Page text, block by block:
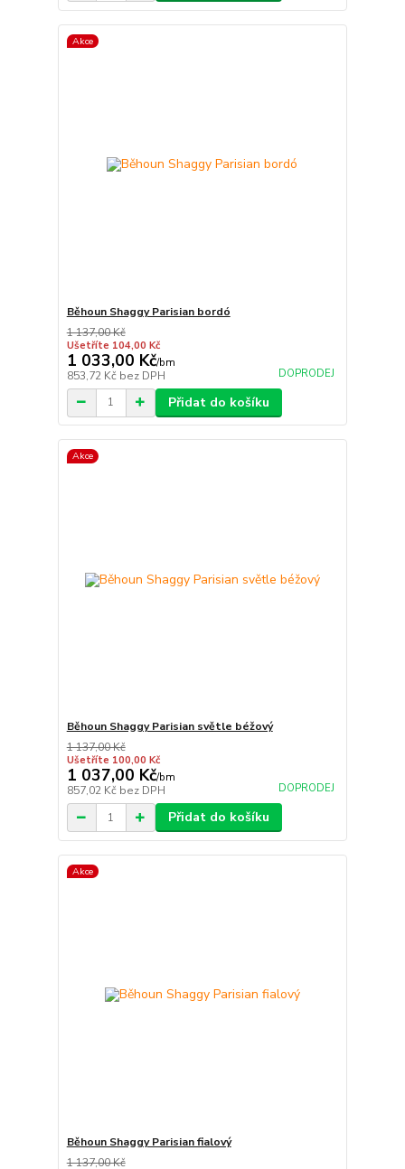
Akce
Běhoun Shaggy Parisian bordó
1 137,00 Kč
Ušetříte 104,00 Kč
1 033,00 Kč/bm
853,72 Kč bez DPH DOPRODEJ
Přidat do košíku
Akce
Běhoun Shaggy Parisian světle béžový
1 137,00 Kč
Ušetříte 100,00 Kč
1 037,00 Kč/bm
857,02 Kč bez DPH DOPRODEJ
Přidat do košíku
Akce
Běhoun Shaggy Parisian fialový
1 137,00 Kč